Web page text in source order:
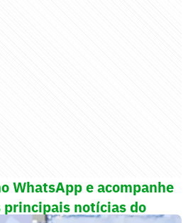
WhatsApp e acompanhe
principais notícias do